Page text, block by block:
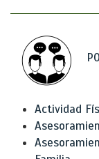
Actividad